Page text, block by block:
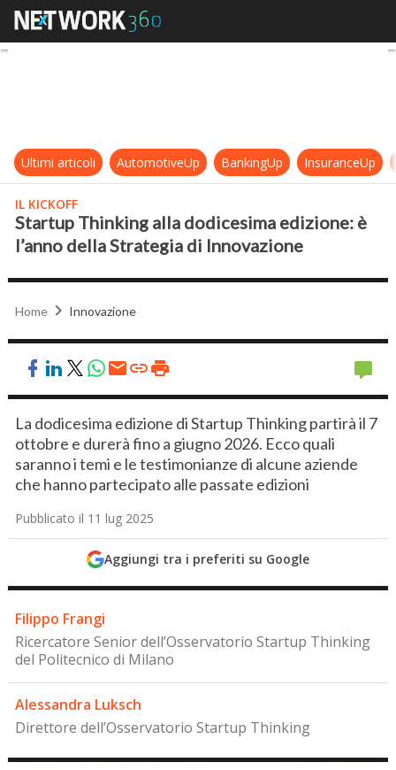
Startup Thinking alla dodicesima
Ultimi articoli AutomotiveUp BankingUp InsuranceUp
IL KICKOFF
Startup Thinking alla dodicesima edizione: è
l’anno della Strategia di Innovazione
Home Innovazione
La dodicesima edizione di Startup Thinking partirà il 7
ottobre e durerà fino a giugno 2026. Ecco quali
saranno i temi e le testimonianze di alcune aziende
che hanno partecipato alle passate edizioni
Pubblicato il 11 lug 2025
Aggiungi tra i preferiti su Google
Filippo Frangi
Ricercatore Senior dell’Osservatorio Startup Thinking
del Politecnico di Milano
Alessandra Luksch
Direttore dell’Osservatorio Startup Thinking